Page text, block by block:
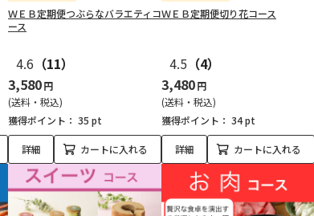
ＷＥＢ定期便つぶらなバラエティコ
ース
4.6 （11）
3,580円
(送料・税込)
獲得ポイント： 35 pt
詳細 カートに入れる
ＷＥＢ定期便切り花コース
4.5 （4）
3,480円
(送料・税込)
獲得ポイント： 34 pt
詳細 カートに入れる